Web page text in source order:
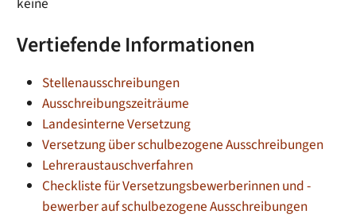
Vertiefende Informationen
Stellenausschreibungen
Ausschreibungszeiträume
Landesinterne Versetzung
Versetzung über schulbezogene Ausschreibungen
Lehreraustauschverfahren
Checkliste für Versetzungsbewerberinnen und -
bewerber auf schulbezogene Ausschreibungen